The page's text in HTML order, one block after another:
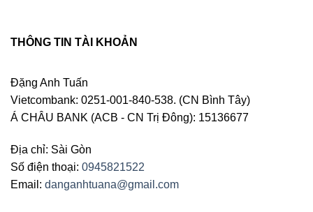
THÔNG TIN TÀI KHOẢN
Đặng Anh Tuấn
Vietcombank: 0251-001-840-538. (CN Bình Tây)
Á CHÂU BANK (ACB - CN Trị Đông): 15136677
Địa chỉ: Sài Gòn
Số điện thoại: 0945821522
Email: danganhtuana@gmail.com